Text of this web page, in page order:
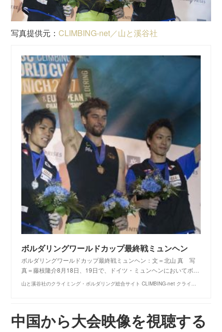
写真提供元： CLIMBING-net／山と溪谷社
ボルダリングワールドカップ最終戦ミュンヘン
ボルダリングワールドカップ最終戦ミュンヘン：文＝北山 真 写
真＝藤枝隆介8月18日、19日で、ドイツ・ミュンヘンにおいてボ…
山と溪谷社のクライミング・ボルダリング総合サイト CLIMBING-net クライミングネット
中国から大会映像を視聴する